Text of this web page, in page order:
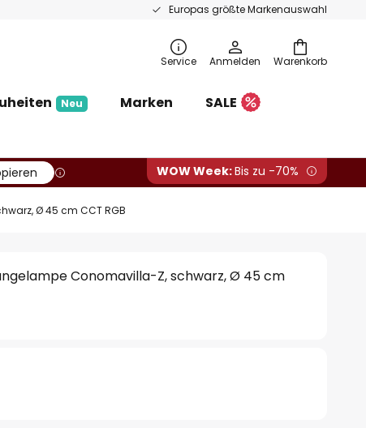
Europas größte Markenauswahl
Warenkorb
Service Anmelden
Neu Marken
SALE
WOW Week:Bis zu -70%
Ø 45 cm CCT RGB
Conomavilla-Z, schwarz, Ø 45 cm